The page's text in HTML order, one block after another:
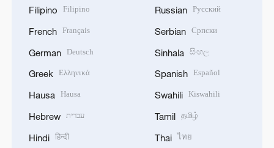
Filipino Filipino
French Français
German Deutsch
Greek Ελληνικά
Hausa Hausa
Hebrew עברית
Hindi हिन्दी
Russian Русский
Serbian Српски
Sinhala සිංහල
Spanish Español
Swahili Kiswahili
Tamil தமிழ்
Thai ไทย